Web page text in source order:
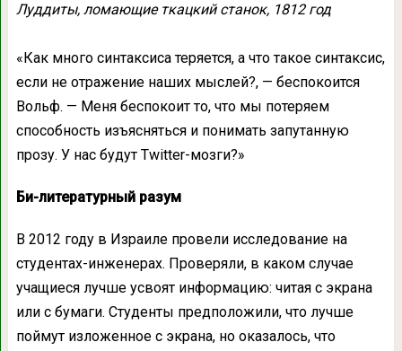
Луддиты, ломающие ткацкий станок, 1812 год
«Как много синтаксиса теряется, а что такое синтаксис,
если не отражение наших мыслей?, — беспокоится
Вольф. — Меня беспокоит то, что мы потеряем
способность изъясняться и понимать запутанную
прозу. У нас будут Twitter-мозги?»
Би-литературный разум
В 2012 году в Израиле провели исследование на
студентах-инженерах. Проверяли, в каком случае
учащиеся лучше усвоят информацию: читая с экрана
или с бумаги. Студенты предположили, что лучше
поймут изложенное с экрана, но оказалось, что